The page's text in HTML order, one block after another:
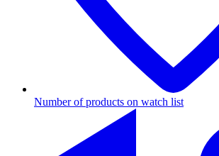
Number of products on watch list